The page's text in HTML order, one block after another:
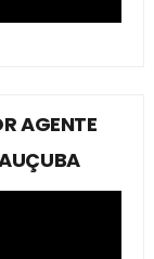
AGENTE